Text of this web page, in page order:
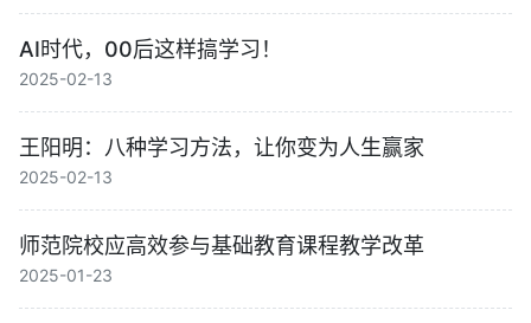
AI时代，00后这样搞学习！
2025-02-13
王阳明：八种学习方法，让你变为人生赢家
2025-02-13
师范院校应高效参与基础教育课程教学改革
2025-01-23